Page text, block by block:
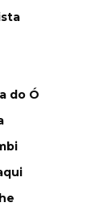
do Ó